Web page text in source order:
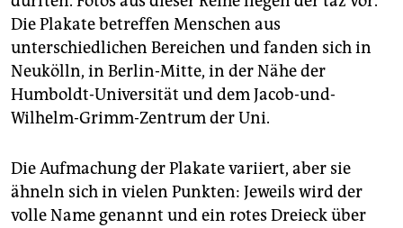
Die Plakate betreffen Menschen aus
unterschiedlichen Bereichen und fanden sich in
Neukölln, in Berlin-Mitte, in der Nähe der
Humboldt-Universität und dem Jacob-und-
Wilhelm-Grimm-Zentrum der Uni.
Die Aufmachung der Plakate variiert, aber sie
ähneln sich in vielen Punkten: Jeweils wird der
volle Name genannt und ein rotes Dreieck über